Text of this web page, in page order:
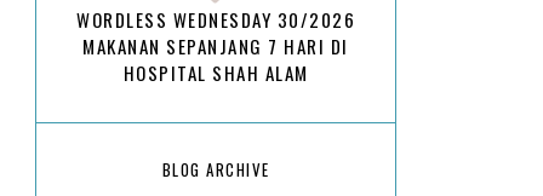
WORDLESS WEDNESDAY 30/2026
MAKANAN SEPANJANG 7 HARI DI
HOSPITAL SHAH ALAM
BLOG ARCHIVE